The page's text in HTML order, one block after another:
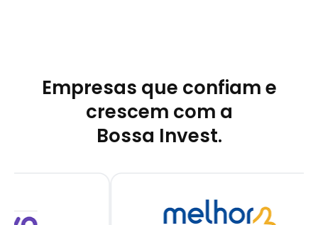
Empresas que confiam e
crescem com a
Bossa Invest.